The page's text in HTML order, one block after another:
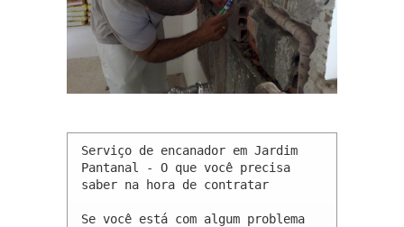
Serviço de encanador em Jardim
Pantanal - O que você precisa
saber na hora de contratar
Se você está com algum problema